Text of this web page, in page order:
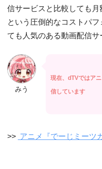
信サービスと比較しても
という圧倒的なコストパ
ても人気のある動画配信サ
みう
現在、dTVではア
信しています
>> アニメ『でーじミーツ